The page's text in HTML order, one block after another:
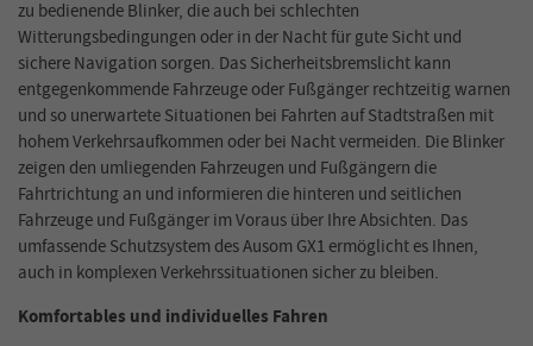
zu bedienende Blinker, die auch bei schlechten
Witterungsbedingungen oder in der Nacht für gute Sicht und
sichere Navigation sorgen. Das Sicherheitsbremslicht kann
entgegenkommende Fahrzeuge oder Fußgänger rechtzeitig warnen
und so unerwartete Situationen bei Fahrten auf Stadtstraßen mit
hohem Verkehrsaufkommen oder bei Nacht vermeiden. Die Blinker
zeigen den umliegenden Fahrzeugen und Fußgängern die
Fahrtrichtung an und informieren die hinteren und seitlichen
Fahrzeuge und Fußgänger im Voraus über Ihre Absichten. Das
umfassende Schutzsystem des Ausom GX1 ermöglicht es Ihnen,
auch in komplexen Verkehrssituationen sicher zu bleiben.
Komfortables und individuelles Fahren